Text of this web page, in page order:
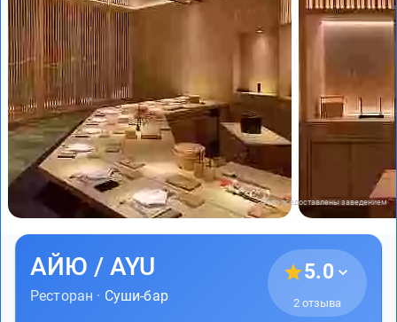
Фото предоставлены заведением
АЙЮ / AYU
Ресторан · Суши-бар
5.0
2 отзыва